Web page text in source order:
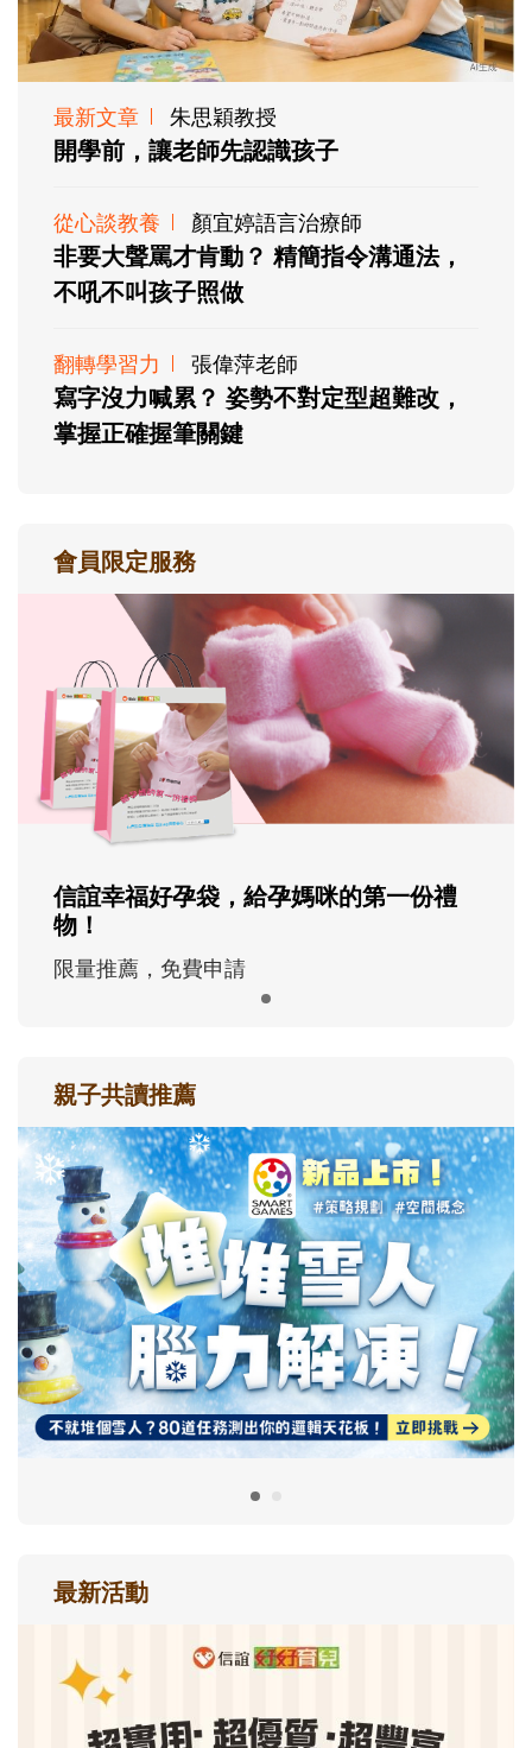
最新文章 朱思穎教授
開學前，讓老師先認識孩子
從心談教養 顏宜婷語言治療師
非要大聲罵才肯動？ 精簡指令溝通法，
不吼不叫孩子照做
翻轉學習力 張偉萍老師
寫字沒力喊累？ 姿勢不對定型超難改，
掌握正確握筆關鍵
會員限定服務
信誼幸福好孕袋，給孕媽咪的第一份禮
物！
限量推薦，免費申請
親子共讀推薦
最新活動